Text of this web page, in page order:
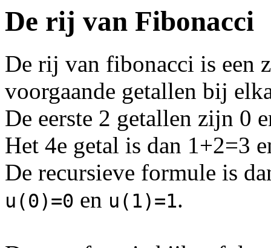
De rij van Fibonacci
De rij van fibonacci is een
voorgaande getallen bij
De eerste 2 getallen zijn 0
Het 4e getal is dan 1+2=3
De recursieve formule is
u(0)=0 en u(1)=1.